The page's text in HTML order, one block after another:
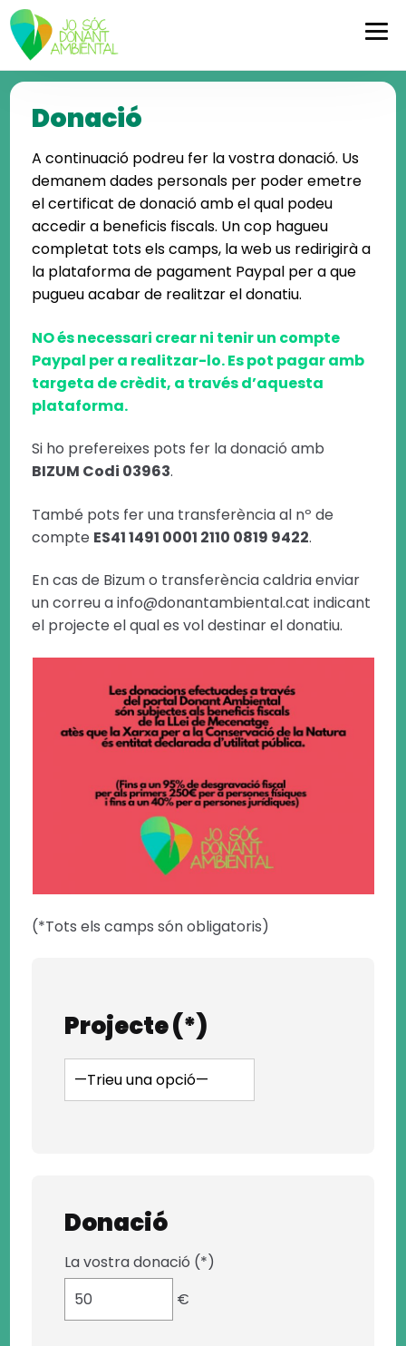
Skip
to
navigation
Skip
to
content
Donació
A continuació podreu fer la vostra donació. Us
demanem dades personals per poder emetre
el certificat de donació amb el qual podeu
accedir a beneficis fiscals. Un cop hagueu
completat tots els camps, la web us redirigirà a
la plataforma de pagament Paypal per a que
pugueu acabar de realitzar el donatiu.
NO és necessari crear ni tenir un compte
Paypal per a realitzar-lo. Es pot pagar amb
targeta de crèdit, a través d’aquesta
plataforma.
Si ho prefereixes pots fer la donació amb
BIZUM Codi 03963.
També pots fer una transferència al nº de
compte ES41 1491 0001 2110 0819 9422.
En cas de Bizum o transferència caldria enviar
un correu a info@donantambiental.cat indicant
el projecte el qual es vol destinar el donatiu.
(*Tots els camps són obligatoris)
Projecte (*)
Donació
La vostra donació (*)
€